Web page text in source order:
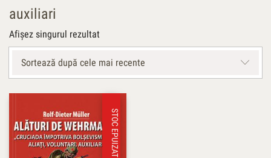
auxiliari
Afișez singurul rezultat
Sortează după cele mai recente
STOC EPUIZAT